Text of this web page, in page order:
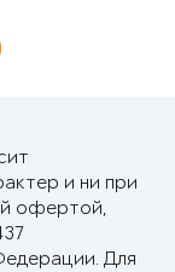
и ни при
офертой,
Для